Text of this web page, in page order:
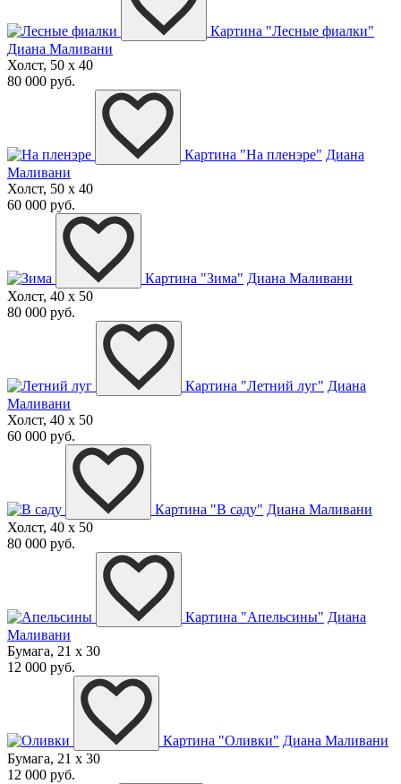
Картина "Лесные фиалки"
Диана Маливани
Холст, 50 x 40
80 000 руб.
Картина "На пленэре" Диана
Маливани
Холст, 50 x 40
60 000 руб.
Картина "Зима" Диана Маливани
Холст, 40 x 50
80 000 руб.
Картина "Летний луг" Диана
Маливани
Холст, 40 x 50
60 000 руб.
Картина "В саду" Диана Маливани
Холст, 40 x 50
80 000 руб.
Картина "Апельсины" Диана
Маливани
Бумага, 21 x 30
12 000 руб.
Картина "Оливки" Диана Маливани
Бумага, 21 x 30
12 000 руб.